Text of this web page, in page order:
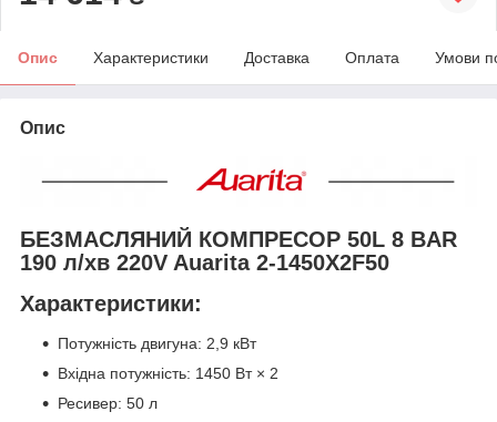
Опис Характеристики Доставка Оплата Умови
Опис
БЕЗМАСЛЯНИЙ КОМПРЕСОР 50L 8 BAR
190 л/хв 220V Auarita 2-1450X2F50
Характеристики:
Потужність двигуна: 2,9 кВт
Вхідна потужність: 1450 Вт × 2
Ресивер: 50 л